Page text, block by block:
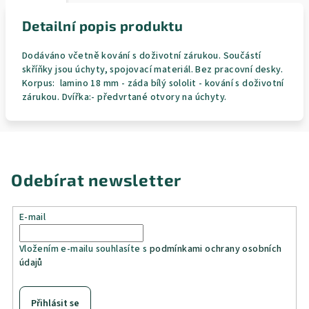
Detailní popis produktu
Dodáváno včetně kování s doživotní zárukou. Součástí
skříňky jsou úchyty, spojovací materiál. Bez pracovní desky.
Korpus: lamino 18 mm - záda bílý sololit - kování s doživotní
zárukou. Dvířka:- předvrtané otvory na úchyty.
Odebírat newsletter
E-mail
Vložením e-mailu souhlasíte s podmínkami ochrany osobních
údajů
Přihlásit se